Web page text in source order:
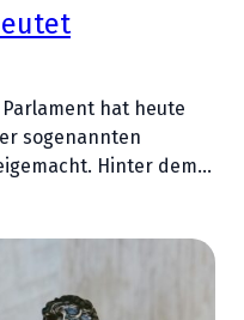
Parlament hat heute
sogenannten
Hinter dem…